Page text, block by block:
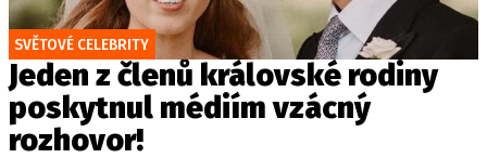
SVĚTOVÉ CELEBRITY
Jeden z členů královské rodiny
poskytnul médiím vzácný
rozhovor!